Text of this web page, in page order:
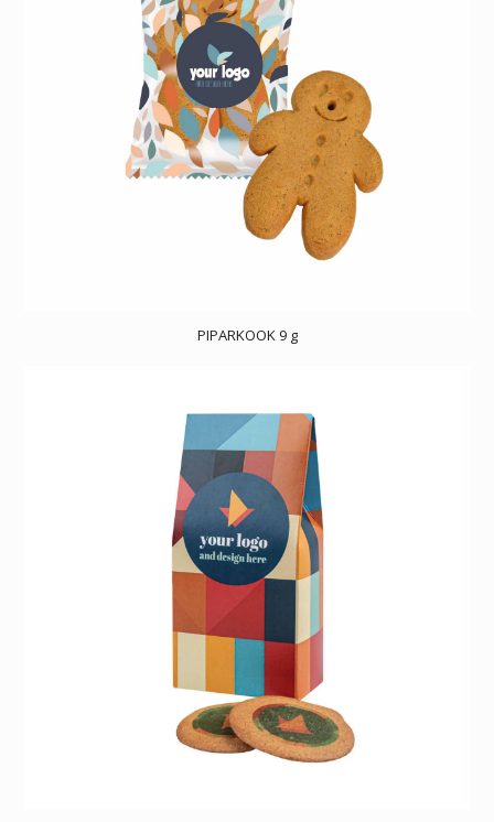
PIPARKOOK 9 g